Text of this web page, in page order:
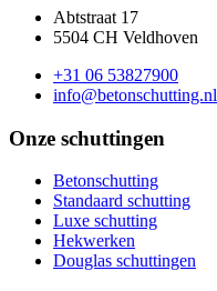
Abtstraat 17
5504 CH Veldhoven
+31 06 53827900
info@betonschutting.nl
Onze schuttingen
Betonschutting
Standaard schutting
Luxe schutting
Hekwerken
Douglas schuttingen